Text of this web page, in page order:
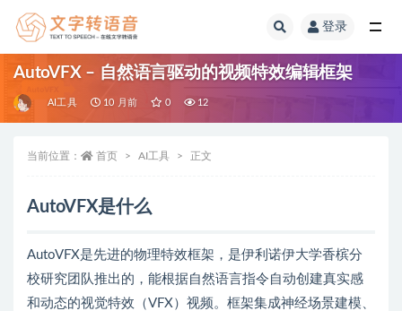
登录
AutoVFX – 自然语言驱动的视频特效编辑框架
AI工具 10 月前 0 12
当前位置： 首页 AI工具 正文
AutoVFX是什么
AutoVFX是先进的物理特效框架，是伊利诺伊大学香槟分
校研究团队推出的，能根据自然语言指令自动创建真实感
和动态的视觉特效（VFX）视频。框架集成神经场景建模、